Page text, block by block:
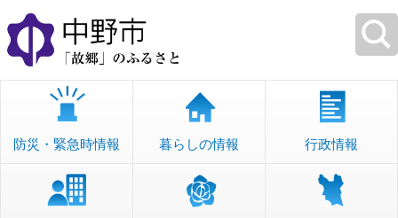
本
文
へ
移
防災・緊急時情報 暮らしの情報 行政情報